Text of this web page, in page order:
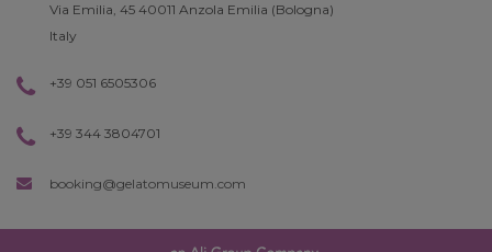
Via Emilia, 45 40011 Anzola Emilia (Bologna)
Italy
+39 051 6505306
+39 344 3804701
booking@gelatomuseum.com